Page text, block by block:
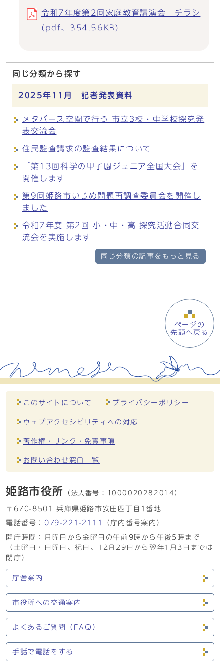
令和7年度第2回家庭教育講演会 チラシ
(pdf、354.56KB)
同じ分類から探す
2025年11月 記者発表資料
メタバース空間で行う 市立3校・中学校探究発
表交流会
住民監査請求の監査結果について
「第13回科学の甲子園ジュニア全国大会」を
開催します
第9回姫路市いじめ問題再調査委員会を開催し
ました
令和7年度 第2回 小・中・高 探究活動合同交
流会を実施します
同じ分類の記事をもっと見る
ページの
先頭へ戻る
このサイトについて プライバシーポリシー
ウェブアクセシビリティへの対応
著作権・リンク・免責事項
お問い合わせ窓口一覧
姫路市役所 （法人番号： 1000020282014）
〒670-8501 兵庫県姫路市安田四丁目1番地
電話番号： 079-221-2111
（庁内番号案内）
開庁時間：月曜日から金曜日の午前9時から午後5時まで
（土曜日・日曜日、祝日、12月29日から翌年1月3日までは
閉庁）
庁舎案内
市役所への交通案内
よくあるご質問（FAQ）
手話で電話をする